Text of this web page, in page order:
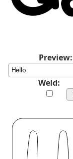
Preview:
Weld: